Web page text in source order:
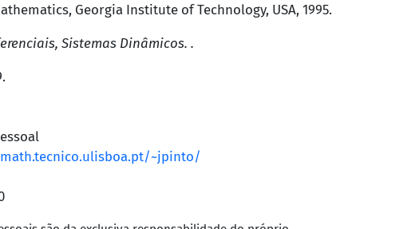
Georgia Institute of Technology, USA, 1995.
Sistemas Dinâmicos. .
.
~jpinto/